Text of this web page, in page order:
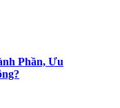
Phần, Ưu